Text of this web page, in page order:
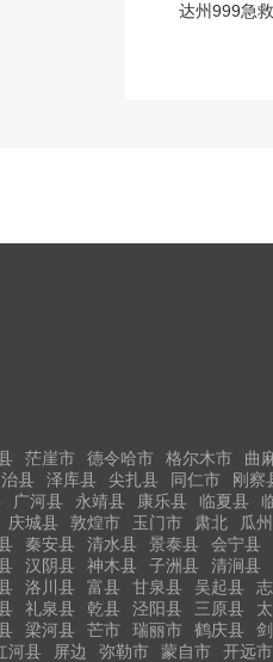
达州999急
茫崖市 德令哈市 格尔木市 曲
县 泽库县 尖扎县 同仁市 刚察
广河县 永靖县 康乐县 临夏县
庆城县 敦煌市 玉门市 肃北 瓜
秦安县 清水县 景泰县 会宁县
汉阴县 神木县 子洲县 清涧县
洛川县 富县 甘泉县 吴起县
礼泉县 乾县 泾阳县 三原县
梁河县 芒市 瑞丽市 鹤庆县
河县 屏边 弥勒市 蒙自市 开远市